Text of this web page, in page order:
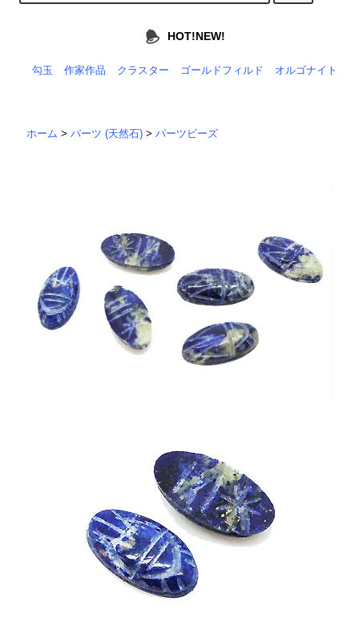
HOT!NEW!
勾玉 作家作品 クラスター ゴールドフィルド オルゴナイト
ホーム >パーツ (天然石) >パーツビーズ